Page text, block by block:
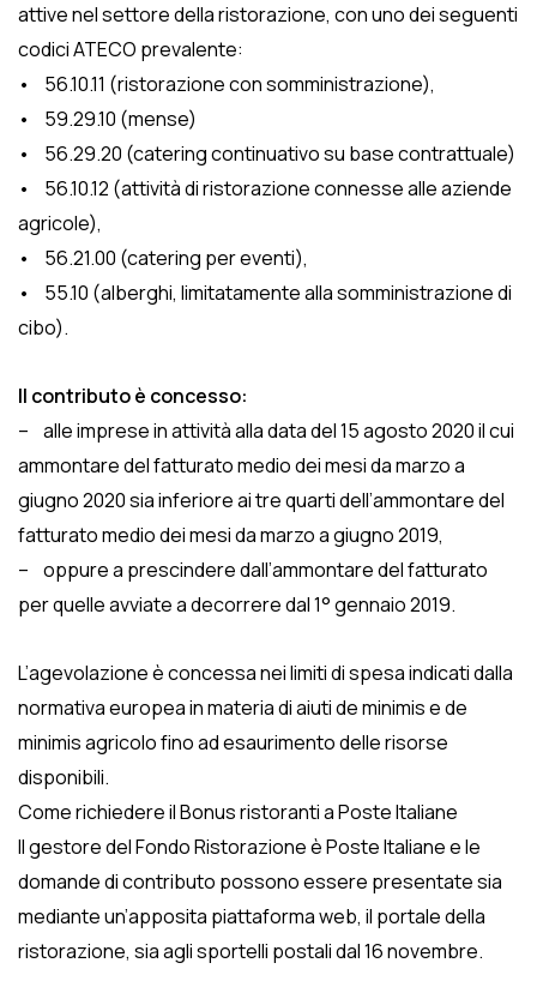
attive nel settore della ristorazione, con uno dei seguenti
codici ATECO prevalente:
• 56.10.11 (ristorazione con somministrazione),
• 59.29.10 (mense)
• 56.29.20 (catering continuativo su base contrattuale)
• 56.10.12 (attività di ristorazione connesse alle aziende
agricole),
• 56.21.00 (catering per eventi),
• 55.10 (alberghi, limitatamente alla somministrazione di
cibo).
Il contributo è concesso:
– alle imprese in attività alla data del 15 agosto 2020 il cui
ammontare del fatturato medio dei mesi da marzo a
giugno 2020 sia inferiore ai tre quarti dell’ammontare del
fatturato medio dei mesi da marzo a giugno 2019,
– oppure a prescindere dall’ammontare del fatturato
per quelle avviate a decorrere dal 1° gennaio 2019.
L’agevolazione è concessa nei limiti di spesa indicati dalla
normativa europea in materia di aiuti de minimis e de
minimis agricolo fino ad esaurimento delle risorse
disponibili.
Come richiedere il Bonus ristoranti a Poste Italiane
Il gestore del Fondo Ristorazione è Poste Italiane e le
domande di contributo possono essere presentate sia
mediante un’apposita piattaforma web, il portale della
ristorazione, sia agli sportelli postali dal 16 novembre.